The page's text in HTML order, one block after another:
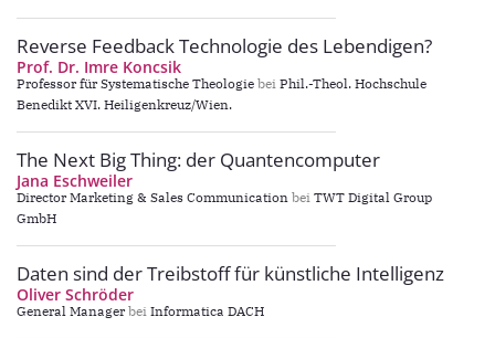
Reverse Feedback Technologie des Lebendigen?
Prof. Dr. Imre Koncsik
Professor für Systematische Theologie bei Phil.-Theol. Hochschule
Benedikt XVI. Heiligenkreuz/Wien.
The Next Big Thing: der Quantencomputer
Jana Eschweiler
Director Marketing & Sales Communication bei TWT Digital Group
GmbH
Daten sind der Treibstoff für künstliche Intelligenz
Oliver Schröder
General Manager bei Informatica DACH